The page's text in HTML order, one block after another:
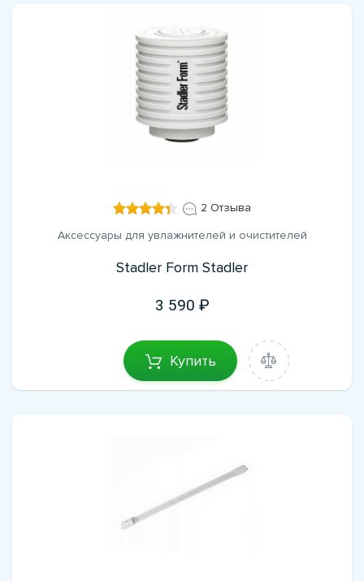
2 Отзыва
Аксессуары для увлажнителей и очистителей
Stadler Form Stadler
3 590
Купить